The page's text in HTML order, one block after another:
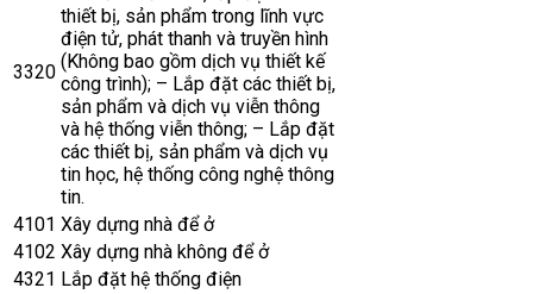
3320
thiết bị, sản phẩm trong lĩnh vực
điện tử, phát thanh và truyền hình
(Không bao gồm dịch vụ thiết kế
công trình); – Lắp đặt các thiết bị,
sản phẩm và dịch vụ viễn thông
và hệ thống viễn thông; – Lắp đặt
các thiết bị, sản phẩm và dịch vụ
tin học, hệ thống công nghệ thông
tin.
4101 Xây dựng nhà để ở
4102 Xây dựng nhà không để ở
4321 Lắp đặt hệ thống điện